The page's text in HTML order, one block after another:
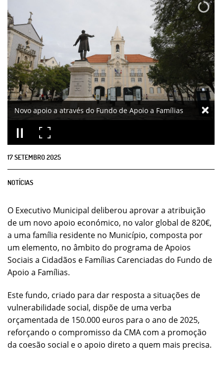
Novo apoio a através do Fundo de Apoio a Famílias
17SETEMBRO2025
NOTÍCIAS
O Executivo Municipal deliberou aprovar a atribuição
de um novo apoio económico, no valor global de 820€,
a uma família residente no Município, composta por
um elemento, no âmbito do programa de Apoios
Sociais a Cidadãos e Famílias Carenciadas do Fundo de
Apoio a Famílias.
Este fundo, criado para dar resposta a situações de
vulnerabilidade social, dispõe de uma verba
orçamentada de 150.000 euros para o ano de 2025,
reforçando o compromisso da CMA com a promoção
da coesão social e o apoio direto a quem mais precisa.